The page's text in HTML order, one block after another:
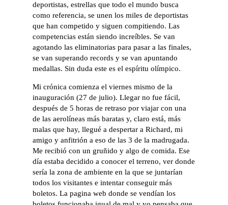
deportistas, estrellas que todo el mundo busca
como referencia, se unen los miles de deportistas
que han competido y siguen compitiendo. Las
competencias están siendo increíbles. Se van
agotando las eliminatorias para pasar a las finales,
se van superando records y se van apuntando
medallas. Sin duda este es el espíritu olímpico.
Mi crónica comienza el viernes mismo de la
inauguración (27 de julio). Llegar no fue fácil,
después de 5 horas de retraso por viajar con una
de las aerolíneas más baratas y, claro está, más
malas que hay, llegué a despertar a Richard, mi
amigo y anfitrión a eso de las 3 de la madrugada.
Me recibió con un gruñido y algo de comida. Ese
día estaba decidido a conocer el terreno, ver donde
sería la zona de ambiente en la que se juntarían
todos los visitantes e intentar conseguir más
boletos. La pagina web donde se vendían los